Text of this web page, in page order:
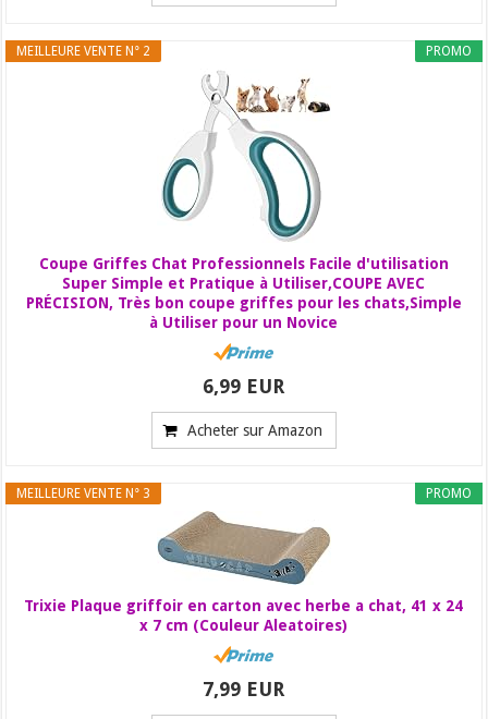
PROMO
MEILLEURE VENTE N° 2
Coupe Griffes Chat Professionnels Facile d'utilisation
Super Simple et Pratique à Utiliser,COUPE AVEC
PRÉCISION, Très bon coupe griffes pour les chats,Simple
à Utiliser pour un Novice
6,99 EUR
Acheter sur Amazon
PROMO
MEILLEURE VENTE N° 3
Trixie Plaque griffoir en carton avec herbe a chat, 41 x 24
x 7 cm (Couleur Aleatoires)
7,99 EUR